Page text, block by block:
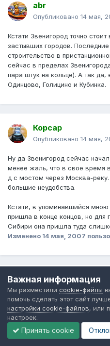
abr
Опубликовано 14 мая,
Кстати Звенигород точно стоит
застывших городов.
строительство в
сейчас в пределах
пара штук на кольце). А так да,
Одинцово, Голицино и Кубинка.
Корсар
Опубликовано 14 мая,
Ну да Звенигород сейчас
менее жаль, что в свое время
д с мостом через Москва-
большие неудобства.
Кстати, в упоминавшийся
пришла в конце концов, но для
Сибири она пришла туда
Изменено 14 мая, 2007
Vladdis
Опубликовано15 мая,
Пересадка в Звенигороде
бомбилам заработать. Как-то
как группа таксистов числом
вместе с водилами автобусов,
Важная информация
Мы разместили cookie-файлы
помочь сделать этот сайт
настройки cookie-файлов, или
настроек.
Принять cookie